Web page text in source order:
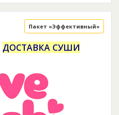
ДОСТАВКА СУШИ
Пакет «Эффективный»